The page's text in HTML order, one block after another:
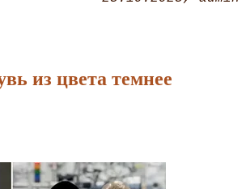
из цвета темнее